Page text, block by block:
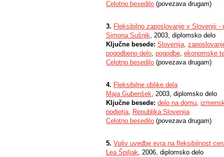
Celotno besedilo (povezava drugam)
3. Fleksibilno zaposlovanje v Sloveniji -
Simona Sušnik, 2003, diplomsko delo
Ključne besede: Slovenija,
pogodbeno delo, pogodbe, ekonomske
Celotno besedilo (povezava drugam)
4. Fleksibilne oblike dela
Maja Gubenšek, 2003, diplomsko delo
Ključne besede: delo na domu,
podjetja, Republika Slovenija
Celotno besedilo (povezava drugam)
5. Vpliv uvedbe evra na fleksibilnost
Lea Špiljak, 2006, diplomsko delo